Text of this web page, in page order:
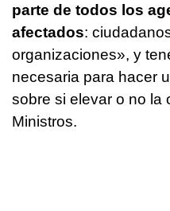
parte de todos los
afectados:
organizaciones», y
necesaria para hacer
sobre si elevar o no la
Ministros.